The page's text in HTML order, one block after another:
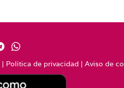
| Política de privacidad | Aviso de